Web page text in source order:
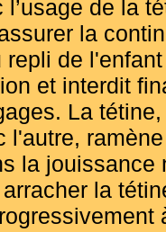
l’usage de la
la
repli de
et interdit
La
l'autre,
la
la